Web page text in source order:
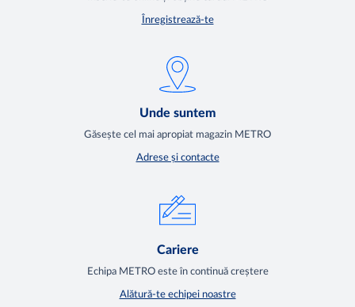
Înregistrează-te
Unde suntem
Găsește cel mai apropiat magazin METRO
Adrese și contacte
Cariere
Echipa METRO este în continuă creștere
Alătură-te echipei noastre